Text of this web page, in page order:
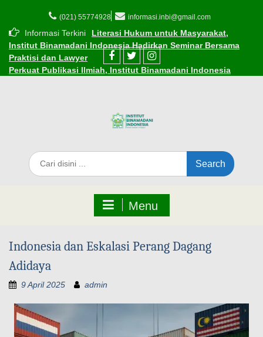
(021) 55774928 informasi.inbi@gmail.com
Informasi Terkini
Literasi Hukum untuk Masyarakat,
Institut Binamadani Indonesia Hadirkan Seminar Bersama
Praktisi dan Lawyer
Perkuat Publikasi Ilmiah, Institut Binamadani Indonesia
Cara Mudah Mendaftar Beasiswa di Institut Binamadani
Tantangan Ekonomi
Edaran Perkuliahan Selama Ramadhan 1447 H
Menu
Indonesia dan Eskalasi Perang Dagang
Adidaya
9 April 2025 admin